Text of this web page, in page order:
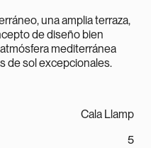
una amplia terraza,
de diseño bien
mediterránea
de sol excepcionales.
Cala Llamp
5